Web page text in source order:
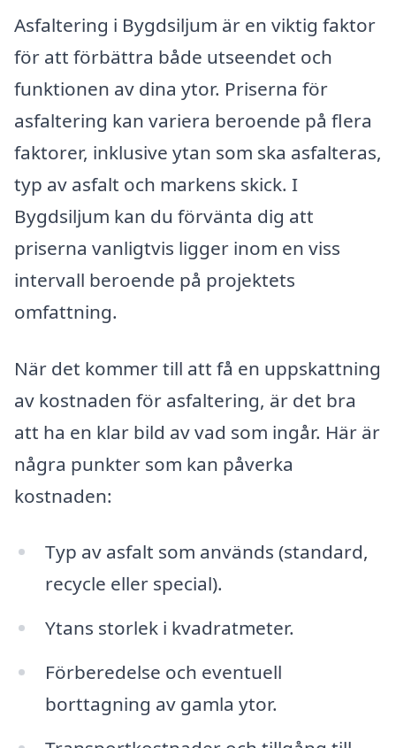
Asfaltering i Bygdsiljum är en viktig faktor
för att förbättra både utseendet och
funktionen av dina ytor. Priserna för
asfaltering kan variera beroende på flera
faktorer, inklusive ytan som ska asfalteras,
typ av asfalt och markens skick. I
Bygdsiljum kan du förvänta dig att
priserna vanligtvis ligger inom en viss
intervall beroende på projektets
omfattning.
När det kommer till att få en uppskattning
av kostnaden för asfaltering, är det bra
att ha en klar bild av vad som ingår. Här är
några punkter som kan påverka
kostnaden:
Typ av asfalt som används (standard,
recycle eller special).
Ytans storlek i kvadratmeter.
Förberedelse och eventuell
borttagning av gamla ytor.